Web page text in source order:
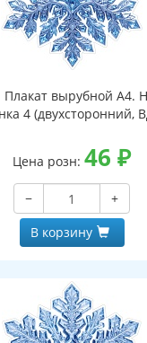
вырубной А4.
4 (двухсторонний,
Цена розн: 46 ₽
−
+
В корзину